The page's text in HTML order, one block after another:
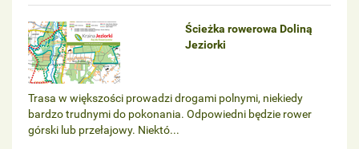
Ścieżka rowerowa Doliną
Jeziorki
Trasa w większości prowadzi drogami polnymi, niekiedy
bardzo trudnymi do pokonania. Odpowiedni będzie rower
górski lub przełajowy. Niektó...